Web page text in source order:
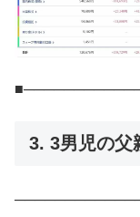
3. 3男児の父